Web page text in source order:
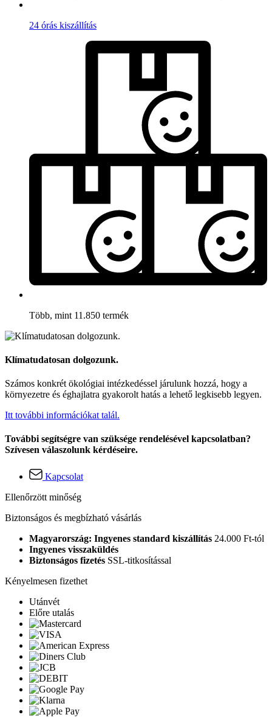
24 órás kiszállítás
Több, mint 11.850 termék
Klímatudatosan dolgozunk.
Számos konkrét ökológiai intézkedéssel járulunk hozzá, hogy a
környezetre és éghajlatra gyakorolt hatás a lehető legkisebb legyen.
Itt további információkat talál.
További segítségre van szüksége rendelésével kapcsolatban?
Szívesen válaszolunk kérdéseire.
Kapcsolat
Ellenőrzött minőség
Biztonságos és megbízható vásárlás
Magyarország: Ingyenes standard kiszállítás 24.000 Ft-tól
Ingyenes visszaküldés
Biztonságos fizetés SSL-titkosítással
Kényelmesen fizethet
Utánvét
Előre utalás